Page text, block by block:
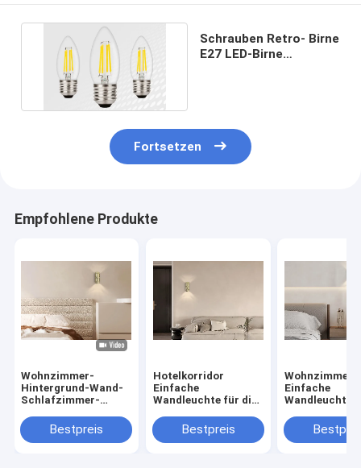
Schrauben Retro- Birne
E27 LED-Birne
Fortsetzen
Empfohlene Produkte
Wohnzimmer-
Hintergrund-Wand-
Schlafzimmer-
Hotelkorridor
Bestpreis
Hotelkorridor
Einfache
Wandleuchte für die
des Wohnzimmers
Bestpreis
Wohnzimmer
Einfache
Wandleuchte
Schlafzimmer